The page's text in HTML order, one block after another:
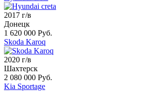
2017 г/в
Донецк
1 620 000 Руб.
Skoda Karoq
2020 г/в
Шахтерск
2 080 000 Руб.
Kia Sportage